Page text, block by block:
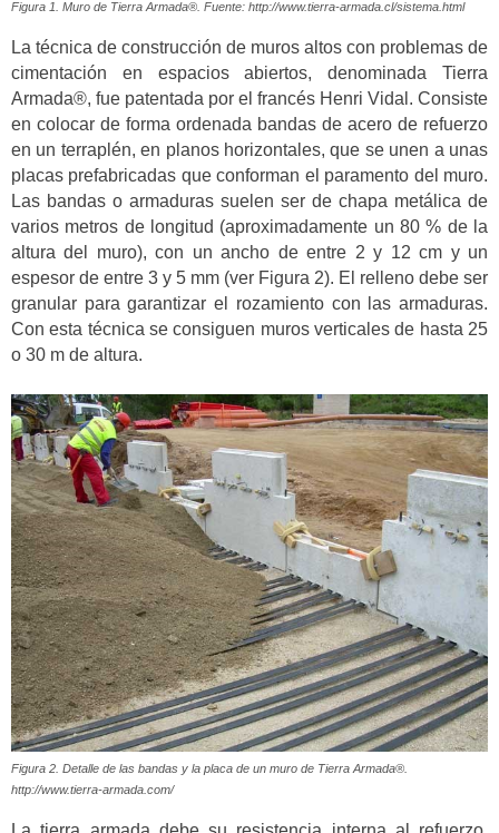
Figura 1. Muro de Tierra Armada®. Fuente: http://www.tierra-armada.cl/sistema.html
La técnica de construcción de muros altos con problemas de
cimentación en espacios abiertos, denominada Tierra
Armada®, fue patentada por el francés Henri Vidal. Consiste
en colocar de forma ordenada bandas de acero de refuerzo
en un terraplén, en planos horizontales, que se unen a unas
placas prefabricadas que conforman el paramento del muro.
Las bandas o armaduras suelen ser de chapa metálica de
varios metros de longitud (aproximadamente un 80 % de la
altura del muro), con un ancho de entre 2 y 12 cm y un
espesor de entre 3 y 5 mm (ver Figura 2). El relleno debe ser
granular para garantizar el rozamiento con las armaduras.
Con esta técnica se consiguen muros verticales de hasta 25
o 30 m de altura.
Figura 2. Detalle de las bandas y la placa de un muro de Tierra Armada®.
http://www.tierra-armada.com/